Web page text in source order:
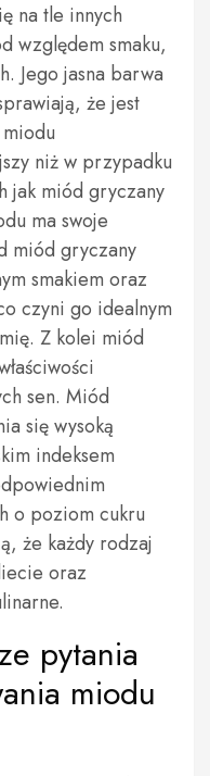
na tle innych
względem smaku,
Jego jasna barwa
że jest
niż w przypadku
jak miód gryczany
ma swoje
miód gryczany
smakiem oraz
czyni go idealnym
Z kolei miód
sen. Miód
się wysoką
indeksem
o poziom cukru
że każdy rodzaj
oraz
pytania
miodu